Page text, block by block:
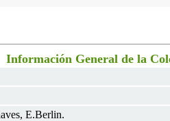
Información General de la
E.Berlin.